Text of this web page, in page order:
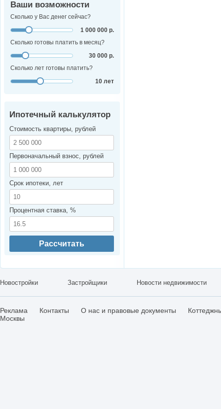
Ваши возможности
Сколько у Вас денег сейчас?
1 000 000 р.
Сколько готовы платить в месяц?
30 000 р.
Сколько лет готовы платить?
10 лет
Ипотечный калькулятор
Стоимость квартиры, рублей
Первоначальный взнос, рублей
Срок ипотеки, лет
Процентная ставка, %
Рассчитать
Новостройки Застройщики Новости недвижимости
Реклама Контакты О нас и правовые документы
Москвы